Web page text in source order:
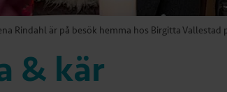
Rindahl är på besök hemma hos Birgitta Vallestad
& kär